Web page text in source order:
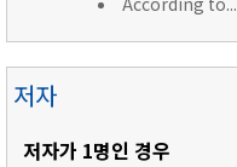
저자
저자가 1명인 경우